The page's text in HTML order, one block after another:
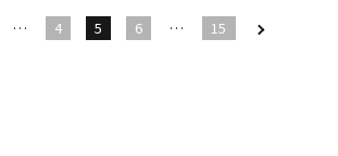
… 4 5 6 … 15